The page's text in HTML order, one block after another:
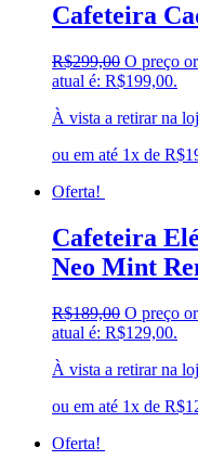
Cafeteira
R$299,00 O preço
atual é: R$199,00.
À vista a retirar na
ou em até 1x de
Oferta!
Cafeteira
Neo Mint
R$189,00 O preço
atual é: R$129,00.
À vista a retirar na
ou em até 1x de
Oferta!